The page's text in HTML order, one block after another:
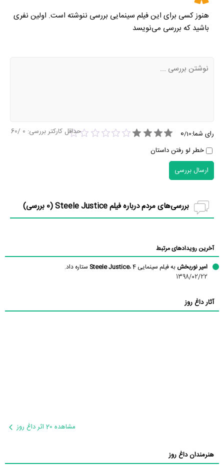
هنوز کسی برای این فیلم سینمایی بررسی ننوشته است. اولین نفری
باشید که بررسی می‌نویسد
رای شما: 0/10
خطر لو رفتن داستان
حداقل کارکتر بررسی: 0
/60
ارسال بررسی
بررسی‌های مردم درباره فیلم Steele Justice ( 0 بررسی)
آخرین رویدادهای مرتبط
امیر نوربخش به فیلم سینمایی Steele Justice، 4 ستاره داد.
1398/02/22
آثار داغ روز
مشاهده 20 اثر داغ روز
هنرمندان داغ روز